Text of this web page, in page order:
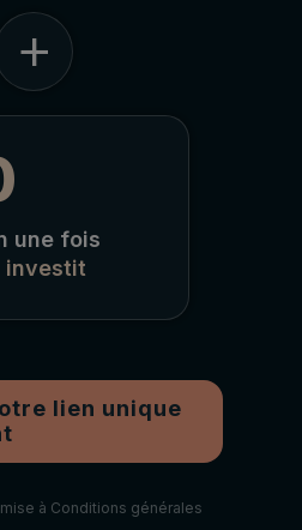
+
une fois
investit
lien unique
à Conditions générales